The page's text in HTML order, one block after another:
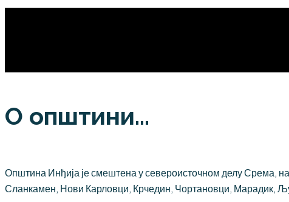
О општини...
Општина Инђија је смештена у североисточном делу Срема,
Сланкамен, Нови Карловци, Крчедин, Чортановци, Марадик,